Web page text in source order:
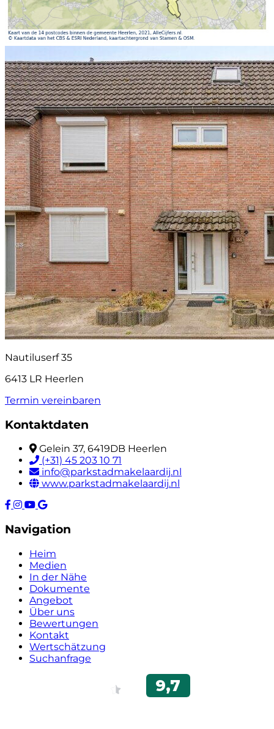
Nautiluserf 35
6413 LR Heerlen
Termin vereinbaren
Kontaktdaten
Gelein 37, 6419DB Heerlen
(+31) 45 203 10 71
info@parkstadmakelaardij.nl
www.parkstadmakelaardij.nl
Navigation
Heim
Medien
In der Nähe
Dokumente
Angebot
Über uns
Bewertungen
Kontakt
Wertschätzung
Suchanfrage